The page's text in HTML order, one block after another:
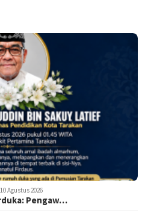
10 Agustus 2026
Pengaw…